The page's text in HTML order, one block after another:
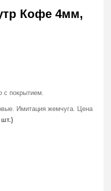
Кофе 4мм,
с покрытием.
Имитация жемчуга. Цена